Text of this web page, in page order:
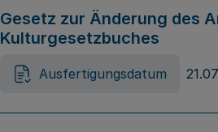
Gesetz zur Änderung des
Kulturgesetzbuches
Ausfertigungsdatum